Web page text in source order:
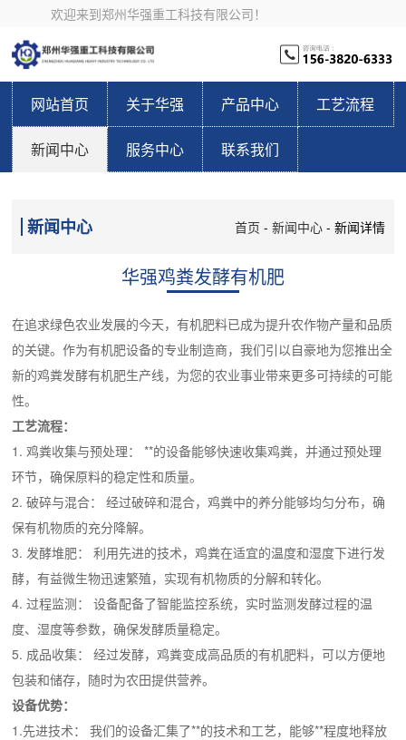
欢迎来到郑州华强重工科技有限公司！
网站首页 关于华强 产品中心 工艺流程
新闻中心 服务中心 联系我们
新闻中心 首页 - 新闻中心- 新闻详情
华强鸡粪发酵有机肥
在追求绿色农业发展的今天，有机肥料已成为提升农作物产量和品质
的关键。作为有机肥设备的专业制造商，我们引以自豪地为您推出全
新的鸡粪发酵有机肥生产线，为您的农业事业带来更多可持续的可能
性。
工艺流程：
1. 鸡粪收集与预处理： **的设备能够快速收集鸡粪，并通过预处理
环节，确保原料的稳定性和质量。
2. 破碎与混合： 经过破碎和混合，鸡粪中的养分能够均匀分布，确
保有机物质的充分降解。
3. 发酵堆肥： 利用先进的技术，鸡粪在适宜的温度和湿度下进行发
酵，有益微生物迅速繁殖，实现有机物质的分解和转化。
4. 过程监测： 设备配备了智能监控系统，实时监测发酵过程的温
度、湿度等参数，确保发酵质量稳定。
5. 成品收集： 经过发酵，鸡粪变成高品质的有机肥料，可以方便地
包装和储存，随时为农田提供营养。
设备优势：
1.先进技术： 我们的设备汇集了**的技术和工艺，能够**程度地释放